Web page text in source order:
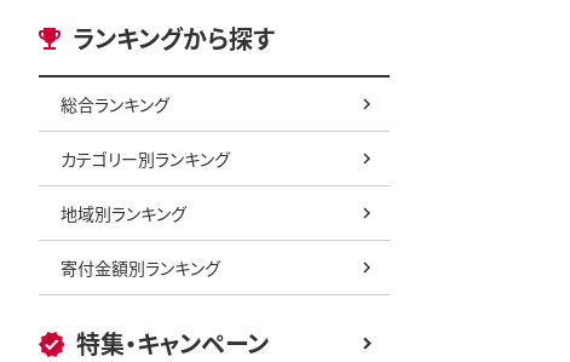
ランキングから探す
総合ランキング
カテゴリー別ランキング
地域別ランキング
寄付金額別ランキング
特集・キャンペーン